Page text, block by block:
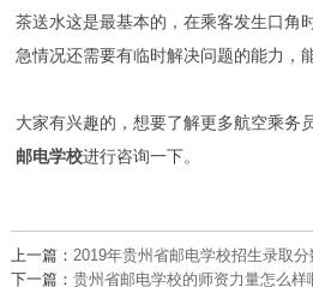
茶送水这是最基本的，在乘客发生口角
急情况还需要有临时解决问题的能力，
大家有兴趣的，想要了解更多航空乘务
邮电学校进行咨询一下。
上一篇： 2019年贵州省邮电学校招生录取分
下一篇： 贵州省邮电学校的师资力量怎么样